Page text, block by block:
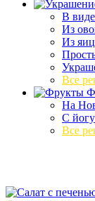
В
Из
Из яиц
Все
На
С
Все